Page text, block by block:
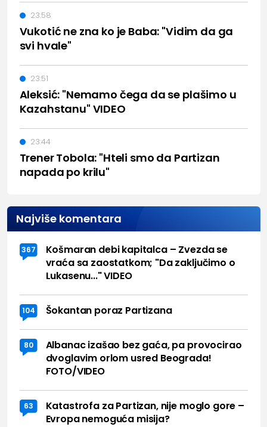
Vukotić ne zna ko je Baba: "Vidim da ga
svi hvale"
23:58
Aleksić: "Nemamo čega da se plašimo u
Kazahstanu" VIDEO
23:51
Trener Tobola: "Hteli smo da Partizan
napada po krilu"
23:44
Najviše komentara
367
Košmaran debi kapitalca – Zvezda se
vraća sa zaostatkom; "Da zaključimo o
Lukasenu..." VIDEO
104 Šokantan poraz Partizana
80
Albanac izašao bez gaća, pa provocirao
dvoglavim orlom usred Beograda!
FOTO/VIDEO
63
Katastrofa za Partizan, nije moglo gore –
Evropa nemoguća misija?